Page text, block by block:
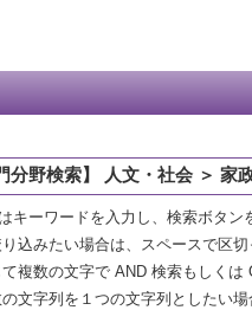
分野検索】 人文・社会 ＞ 家
キーワードを入力し、検索ボタ
込みたい場合は、スペースで区
複数の文字で AND 検索もしくは
文字列を１つの文字列としたい